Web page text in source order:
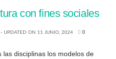
con fines sociales
UPDATED ON 11 JUNIO, 2024 0
disciplinas los modelos de